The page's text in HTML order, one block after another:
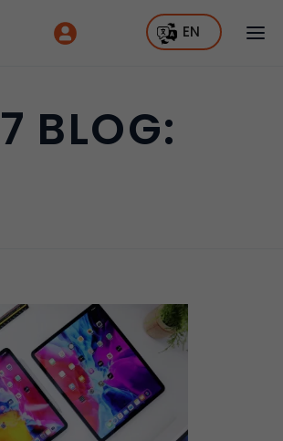
EN
BLOG: